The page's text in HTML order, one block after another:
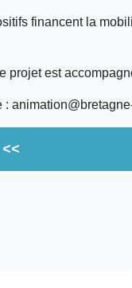
financent la
projet est